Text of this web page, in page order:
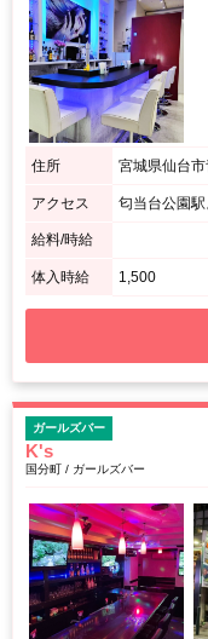
住所 宮城県仙台
アクセス 匂当台公園
給料/時給
体入時給 1,500
ガールズバー
K's
国分町 / ガールズバー